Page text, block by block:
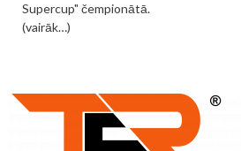
Supercup" čempionātā.
(vairāk…)